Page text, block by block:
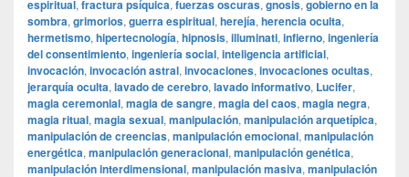
espiritual, fractura psíquica, fuerzas oscuras, gnosis, gobierno en la
sombra, grimorios, guerra espiritual, herejía, herencia oculta,
hermetismo, hipertecnología, hipnosis, illuminati, infierno, ingeniería
del consentimiento, ingeniería social, inteligencia artificial,
invocación, invocación astral, invocaciones, invocaciones ocultas,
jerarquía oculta, lavado de cerebro, lavado informativo, Lucifer,
magia ceremonial, magia de sangre, magia del caos, magia negra,
magia ritual, magia sexual, manipulación, manipulación arquetípica,
manipulación de creencias, manipulación emocional, manipulación
energética, manipulación generacional, manipulación genética,
manipulación interdimensional, manipulación masiva, manipulación